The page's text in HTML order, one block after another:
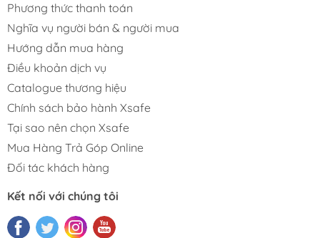
Phương thức thanh toán
Nghĩa vụ người bán & người mua
Hướng dẫn mua hàng
Điều khoản dịch vụ
Catalogue thương hiệu
Chính sách bảo hành Xsafe
Tại sao nên chọn Xsafe
Mua Hàng Trả Góp Online
Đối tác khách hàng
Kết nối với chúng tôi